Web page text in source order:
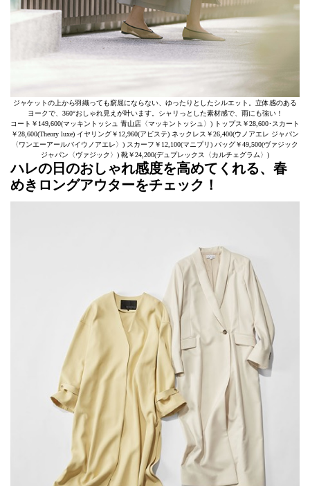
ジャケットの上から羽織っても窮屈にならない、ゆったりとしたシルエット。立体感のある
ヨークで、360°おしゃれ見えが叶います。シャリっとした素材感で、雨にも強い！
コート￥149,600(マッキントッシュ 青山店〈マッキントッシュ〉) トップス￥28,600･スカート
￥28,600(Theory luxe) イヤリング￥12,960(アビステ) ネックレス￥26,400(ウノアエレ ジャパン
〈ワンエーアールバイウノアエレ〉) スカーフ￥12,100(マニプリ) バッグ￥49,500(ヴァジック
ジャパン〈ヴァジック〉) 靴￥24,200(デュプレックス〈カルチェグラム〉)
ハレの日のおしゃれ感度を高めてくれる、春
めきロングアウターをチェック！